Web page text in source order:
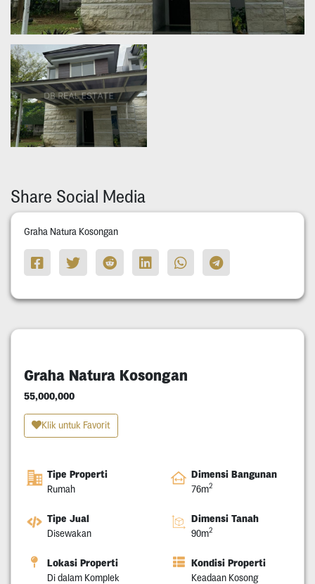
Share Social Media
Graha Natura Kosongan
Graha Natura Kosongan
55,000,000
Klik untuk Favorit
Tipe Properti
Rumah
Dimensi Bangunan
76m2
Tipe Jual
Disewakan
Dimensi Tanah
90m2
Lokasi Properti
Di dalam Komplek
Kondisi Properti
Keadaan Kosong